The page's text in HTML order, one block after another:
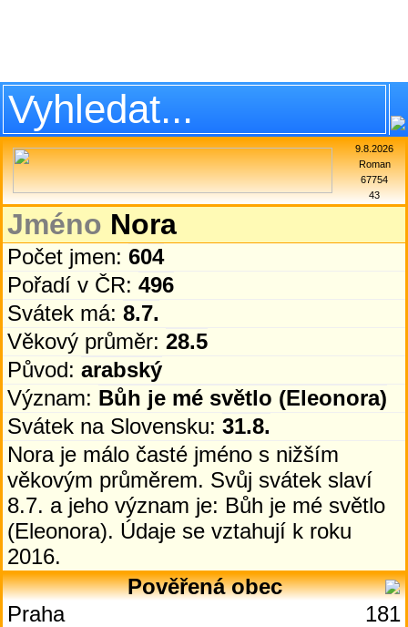
9.8.2026
Roman
67754
43
Jméno Nora
Počet jmen: 604
Pořadí v ČR: 496
Svátek má: 8.7.
Věkový průměr: 28.5
Původ: arabský
Význam: Bůh je mé světlo (Eleonora)
Svátek na Slovensku: 31.8.
Nora je málo časté jméno s nižším
věkovým průměrem. Svůj svátek slaví
8.7. a jeho význam je: Bůh je mé světlo
(Eleonora). Údaje se vztahují k roku
2016.
Pověřená obec
Praha
181